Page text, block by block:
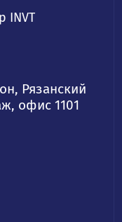
INVT
Рязанский
офис 1101